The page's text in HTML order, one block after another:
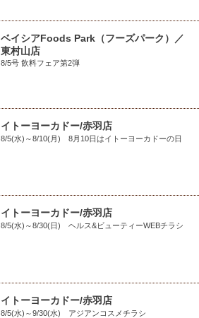
ベイシアFoods Park（フーズパーク）／
東村山店
8/5号 飲料フェア第2弾
イトーヨーカドー/赤羽店
8/5(水)～8/10(月) 8月10日はイトーヨーカドーの日
イトーヨーカドー/赤羽店
8/5(水)～8/30(日) ヘルス&ビューティーWEBチラシ
イトーヨーカドー/赤羽店
8/5(水)～9/30(水) アジアンコスメチラシ